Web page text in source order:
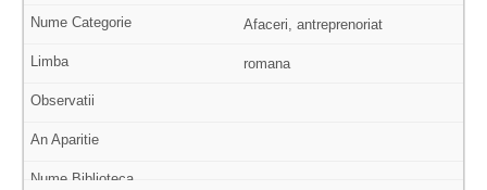
Afaceri, antreprenoriat
romana